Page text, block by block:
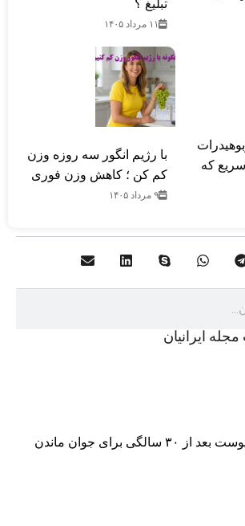
تبلیغ ؟
۱۱ مرداد ۱۴۰۵
که
با رژیم انگور سه روزه وزن
کم کن ؛ کاهش وزن فوری
۹ مرداد ۱۴۰۵
ایرانیان
برای جوان ماندن